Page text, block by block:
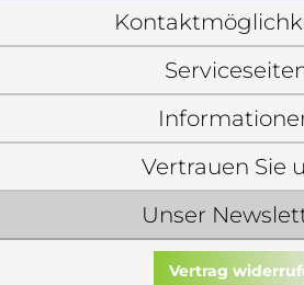
Unser
Vertrauen Sie
Vertrag